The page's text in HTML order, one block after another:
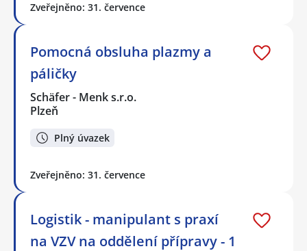
Zveřejněno: 31. července
Pomocná obsluha plazmy a
páličky
Schäfer - Menk s.r.o.
Plzeň
Plný úvazek
Zveřejněno: 31. července
Logistik - manipulant s praxí
na VZV na oddělení přípravy - 1